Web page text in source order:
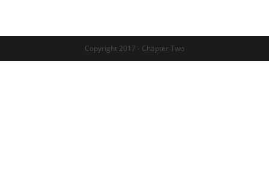
Copyright 2017 - Chapter Two